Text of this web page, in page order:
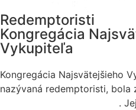
Redemptoristi
Kongregácia
Vykupiteľa
Kongregácia Najsvätejšieho
nazývaná redemptoristi, bola
.